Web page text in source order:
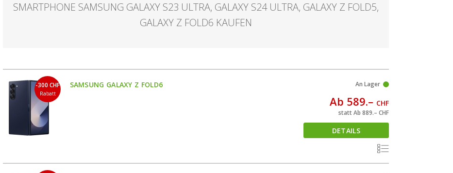
SMARTPHONE SAMSUNG GALAXY S23 ULTRA, GALAXY S24 ULTRA, GALAXY Z FOLD5,
GALAXY Z FOLD6 KAUFEN
-300 CHF
Rabatt
SAMSUNG GALAXY Z FOLD6 An Lager
Ab 589.– CHF
statt Ab 889.– CHF
DETAILS